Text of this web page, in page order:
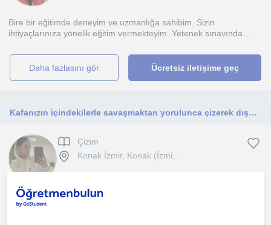
Bire bir eğitimde deneyim ve uzmanlığa sahibim. Sizin
ihtiyaçlarınıza yönelik eğitim vermekteyim. Yetenek sınavında...
daha fazlasını gör Ücretsiz iletişime geç
Kafanızın içindekilerle savaşmaktan yorulunca çizerek dışarı atmak iyileştirir. Size yeni bakış açıları kazandırabilirim.
Çizim
Konak İzmir, Konak (İzmi...
Çizerken profesyonel olmanıza gerek yok. Kendinizi iyi
hissetmeniz hayatınızda başkalarının yorumlarından size daha...